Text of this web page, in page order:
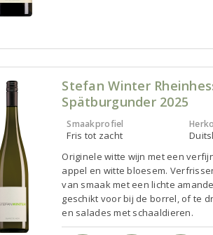
Stefan Winter
Spätburgunder 2025
Smaakprofiel
Fris tot zacht
Originele witte wijn met een
appel en witte bloesem.
van smaak met een lichte
geschikt voor bij de borrel, of te
en salades met schaaldieren.